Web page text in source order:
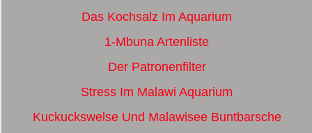
Das Kochsalz Im Aquarium
1-Mbuna Artenliste
Der Patronenfilter
Stress Im Malawi Aquarium
Kuckuckswelse Und Malawisee Buntbarsche